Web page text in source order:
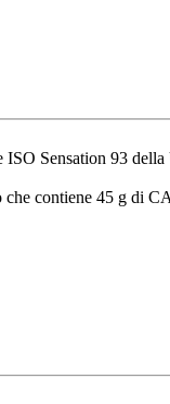
Sensation 93
contiene 45 g di